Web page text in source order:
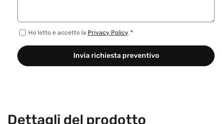
Ho letto e accetto la Privacy Policy *
Invia richiesta preventivo
Dettagli del prodotto